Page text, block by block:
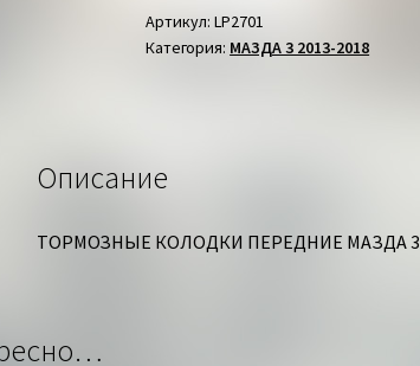
ПЕРЕДНИЕ
МАЗДА
Артикул:LP2701
Категория: МАЗДА 3 2013-2018
Описание
ТОРМОЗНЫЕ КОЛОДКИ ПЕРЕДНИЕ МАЗДА 3